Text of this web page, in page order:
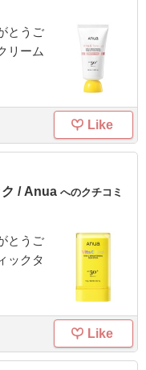
とうご
リーム
Like
ク / Anua へのクチコミ
とうご
ックタ
Like